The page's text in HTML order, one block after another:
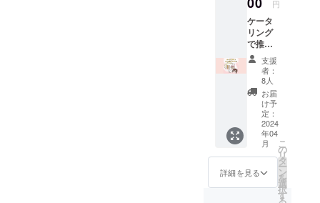
【本
文】○○
ちゃん
のパ
フォー
マンス
楽しみ
にして
ます!
（200文
字以
内）
By
○○ ③
を反映
を見つ
けたら
特典会
で話が
盛り上
がるか
も!?
例：
【表
題】○○
グルー
プへ(①
を反映
しま
す）
円
ケータ
リング
で推し
を喜ば
せよう!!
ケータ
リング
コー
ナーに
て、感
謝の気
持ちを
込めて
あなた
の名前
を掲載
支援
者：
8人
お届
け予
定：
2024
年04
月
詳細を見る
こ
の
リ
タ
ー
ン
を
選
択
す